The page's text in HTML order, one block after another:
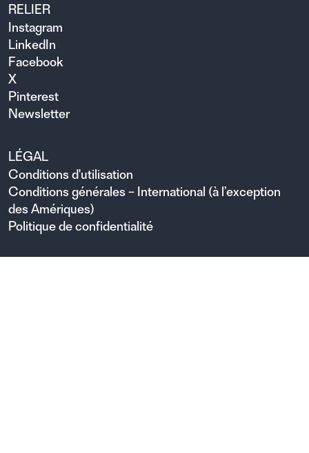
RELIER
Instagram
LinkedIn
Facebook
X
Pinterest
Newsletter
LÉGAL
Conditions d'utilisation
Conditions générales – International (à l’exception
des Amériques)
Politique de confidentialité